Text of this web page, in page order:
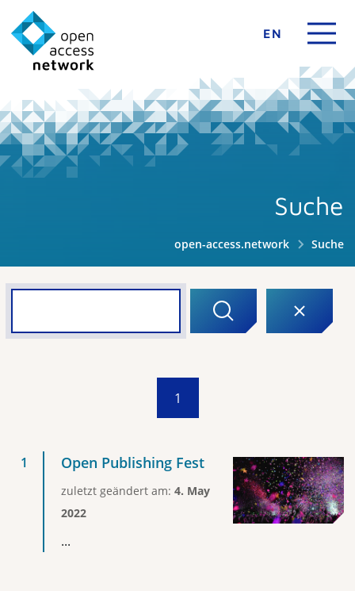
EN
Suche
open-access.network Suche
1
Open Publishing Fest
zuletzt geändert am: 4. May
2022
...